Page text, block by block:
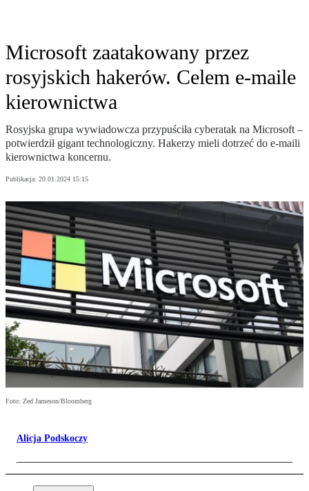
Microsoft zaatakowany przez
rosyjskich hakerów. Celem e-maile
kierownictwa
Rosyjska grupa wywiadowcza przypuściła cyberatak na Microsoft –
potwierdził gigant technologiczny. Hakerzy mieli dotrzeć do e-maili
kierownictwa koncernu.
Publikacja: 20.01.2024 15:15
Foto: Zed Jameson/Bloomberg
Alicja Podskoczy